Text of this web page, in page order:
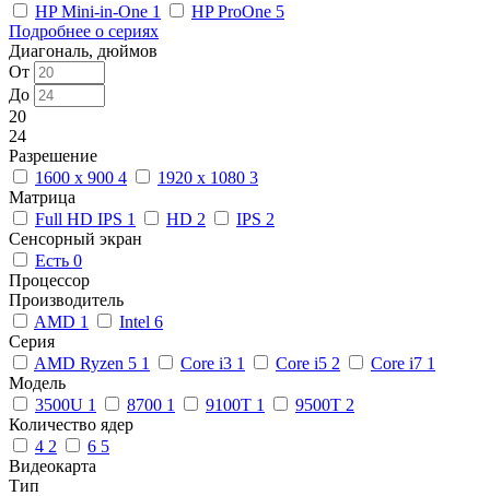
HP Mini-in-One 1 HP ProOne 5
Подробнее о сериях
Диагональ, дюймов
От
До
20
24
Разрешение
1600 x 900 4 1920 x 1080 3
Матрица
Full HD IPS 1 HD 2 IPS 2
Сенсорный экран
Есть 0
Процессор
Производитель
AMD 1 Intel 6
Серия
AMD Ryzen 5 1 Core i3 1 Core i5 2 Core i7 1
Модель
3500U 1 8700 1 9100T 1 9500T 2
Количество ядер
4 2 6 5
Видеокарта
Тип